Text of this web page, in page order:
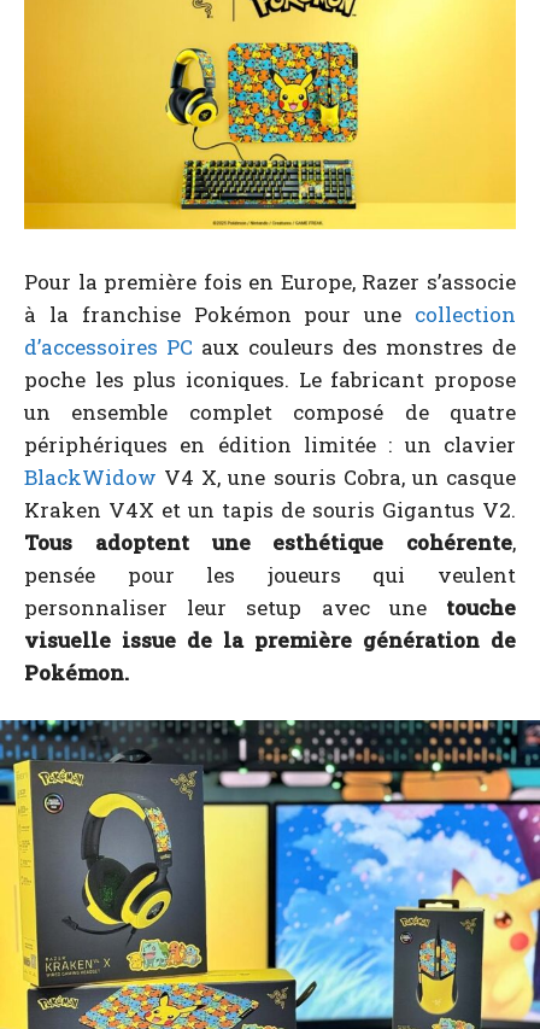
Pour la première fois en Europe, Razer s’associe
à la franchise Pokémon pour une collection
d’accessoires PC aux couleurs des monstres de
poche les plus iconiques. Le fabricant propose
un ensemble complet composé de quatre
périphériques en édition limitée : un clavier
BlackWidow V4 X, une souris Cobra, un casque
Kraken V4X et un tapis de souris Gigantus V2.
Tous adoptent une esthétique cohérente,
pensée pour les joueurs qui veulent
personnaliser leur setup avec une touche
visuelle issue de la première génération de
Pokémon.